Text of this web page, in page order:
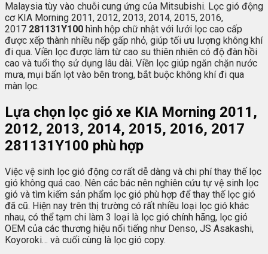
Malaysia tùy vào chuỗi cung ứng của Mitsubishi. Lọc gió động
cơ KIA Morning 2011, 2012, 2013, 2014, 2015, 2016,
2017 281131Y100 hình hộp chữ nhật với lưới lọc cao cấp
được xếp thành nhiều nếp gấp nhỏ, giúp tối ưu lượng không khí
đi qua. Viền lọc được làm từ cao su thiên nhiên có độ đàn hồi
cao và tuổi thọ sử dụng lâu dài. Viền lọc giúp ngăn chặn nước
mưa, mụi bẩn lọt vào bên trong, bắt buộc không khí đi qua
màn lọc.
Lựa chọn lọc gió xe KIA Morning 2011,
2012, 2013, 2014, 2015, 2016, 2017
281131Y100 phù hợp
Việc vệ sinh lọc gió động cơ rất dễ dàng và chi phí thay thế lọc
gió không quá cao. Nên các bác nên nghiên cứu tự vệ sinh lọc
gió và tìm kiếm sản phẩm lọc gió phù hợp để thay thế lọc gió
đã cũ. Hiện nay trên thị trường có rất nhiều loại lọc gió khác
nhau, có thể tạm chi làm 3 loại là lọc gió chính hãng, lọc gió
OEM của các thương hiệu nổi tiếng như Denso, JS Asakashi,
Koyoroki… và cuối cùng là lọc gió copy.